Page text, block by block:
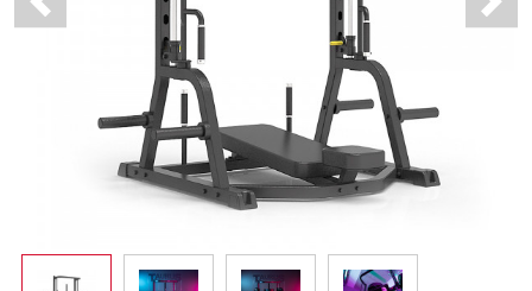
Previous Next